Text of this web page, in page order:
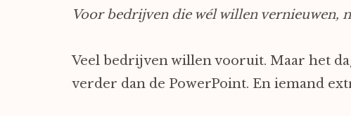
Voor bedrijven die wél willen vernieuwen,
Veel bedrijven willen vooruit. Maar het
verder dan de PowerPoint. En iemand